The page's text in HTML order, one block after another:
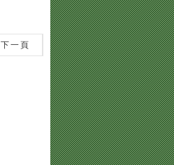
下一頁